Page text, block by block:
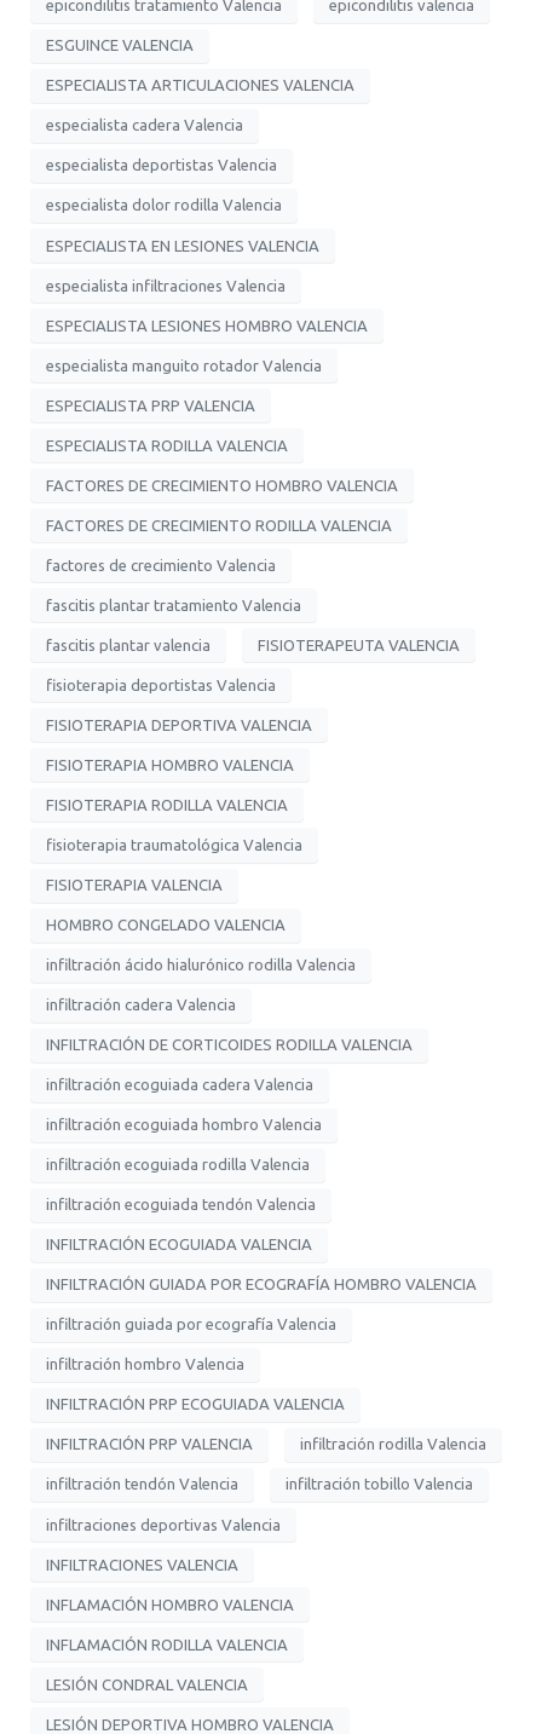
epicondilitis tratamiento Valencia epicondilitis valencia
ESGUINCE VALENCIA
ESPECIALISTA ARTICULACIONES VALENCIA
especialista cadera Valencia
especialista deportistas Valencia
especialista dolor rodilla Valencia
ESPECIALISTA EN LESIONES VALENCIA
especialista infiltraciones Valencia
ESPECIALISTA LESIONES HOMBRO VALENCIA
especialista manguito rotador Valencia
ESPECIALISTA PRP VALENCIA
ESPECIALISTA RODILLA VALENCIA
FACTORES DE CRECIMIENTO HOMBRO VALENCIA
FACTORES DE CRECIMIENTO RODILLA VALENCIA
factores de crecimiento Valencia
fascitis plantar tratamiento Valencia
fascitis plantar valencia FISIOTERAPEUTA VALENCIA
fisioterapia deportistas Valencia
FISIOTERAPIA DEPORTIVA VALENCIA
FISIOTERAPIA HOMBRO VALENCIA
FISIOTERAPIA RODILLA VALENCIA
fisioterapia traumatológica Valencia
FISIOTERAPIA VALENCIA
HOMBRO CONGELADO VALENCIA
infiltración ácido hialurónico rodilla Valencia
infiltración cadera Valencia
INFILTRACIÓN DE CORTICOIDES RODILLA VALENCIA
infiltración ecoguiada cadera Valencia
infiltración ecoguiada hombro Valencia
infiltración ecoguiada rodilla Valencia
infiltración ecoguiada tendón Valencia
INFILTRACIÓN ECOGUIADA VALENCIA
INFILTRACIÓN GUIADA POR ECOGRAFÍA HOMBRO VALENCIA
infiltración guiada por ecografía Valencia
infiltración hombro Valencia
INFILTRACIÓN PRP ECOGUIADA VALENCIA
INFILTRACIÓN PRP VALENCIA infiltración rodilla Valencia
infiltración tendón Valencia infiltración tobillo Valencia
infiltraciones deportivas Valencia
INFILTRACIONES VALENCIA
INFLAMACIÓN HOMBRO VALENCIA
INFLAMACIÓN RODILLA VALENCIA
LESIÓN CONDRAL VALENCIA
LESIÓN DEPORTIVA HOMBRO VALENCIA